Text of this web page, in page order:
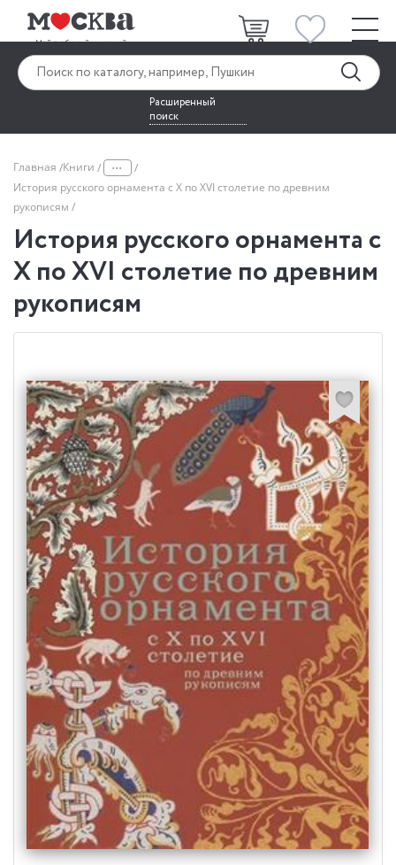
Расширенный
поиск
Главная Книги ...
История русского орнамента с X по XVI столетие по древним
рукописям
История русского орнамента с
X по XVI столетие по древним
рукописям